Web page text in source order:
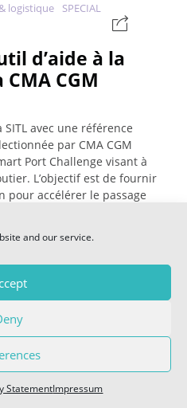
and our service.
StatementImpressum
logistique
SPECIAL
d’aide à la
CGM
avec une référence
par CMA CGM
Port Challenge visant à
L’objectif est de fournir
pour accélérer le passage
Telle est la spécialité
“deeptech”. La société
d’optimisation pour la
telles que les tournées de
le positionnement, la
de la
le lissage de charge,
PREVIEW
VIDEOS 2026
SITL SOCIAL
— FACEBOOK
— TWITTER
POLICY (EU)